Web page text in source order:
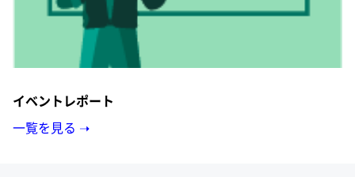
イベントレポート
一覧を見る ➝